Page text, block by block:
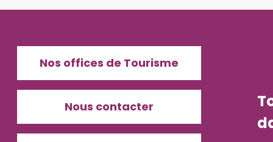
Nos offices de Tourisme
Nous contacter